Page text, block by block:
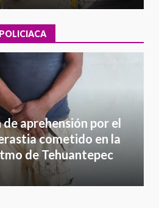
POLICIACA
aprehensión por el
cometido en la
de Tehuantepec